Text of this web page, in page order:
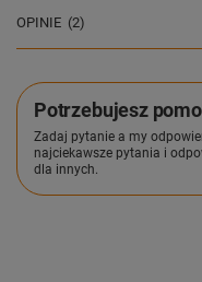
OPINIE (2)
Potrzebujesz
Zadaj pytanie a my
najciekawsze pytania i
dla innych.